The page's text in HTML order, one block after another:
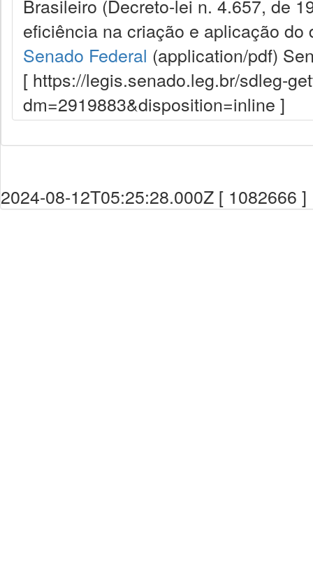
Brasileiro (Decreto-lei n. 4.657, de
eficiência na criação e aplicação do
Senado Federal (application/pdf)
[ https://legis.senado.leg.br/sdleg-
dm=2919883&disposition=inline ]
2024-08-12T05:25:28.000Z [ 1082666 ]